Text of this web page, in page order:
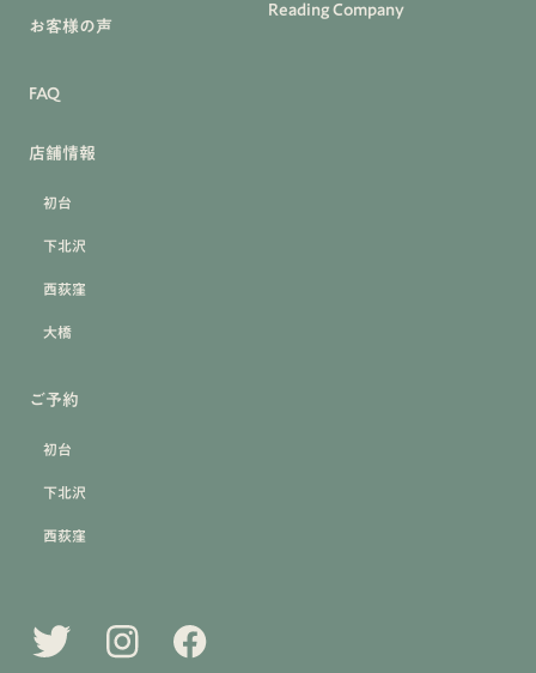
お客様の声
FAQ
店舗情報
初台
下北沢
西荻窪
大橋
ご予約
初台
下北沢
西荻窪
Reading Company